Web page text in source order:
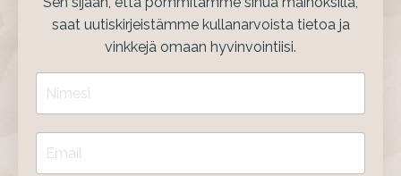
saat uutiskirjeistämme kullanarvoista tietoa ja
vinkkejä omaan hyvinvointiisi.